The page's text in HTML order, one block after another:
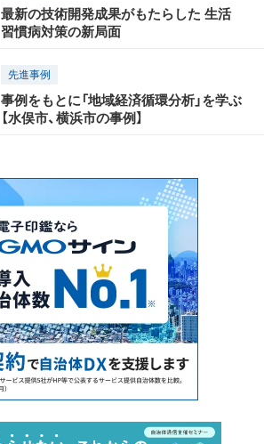
最新の技術開発成果がもたらした 生活
習慣病対策の新局面
先進事例
事例をもとに「地域経済循環分析」を学ぶ
【水俣市、横浜市の事例】